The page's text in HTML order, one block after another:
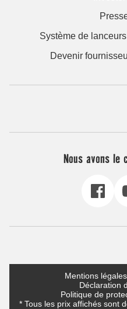
Système de
Devenir
Nous avons le
Mentions légales
Déclaration
Politique de
* Tous les prix affichés sont